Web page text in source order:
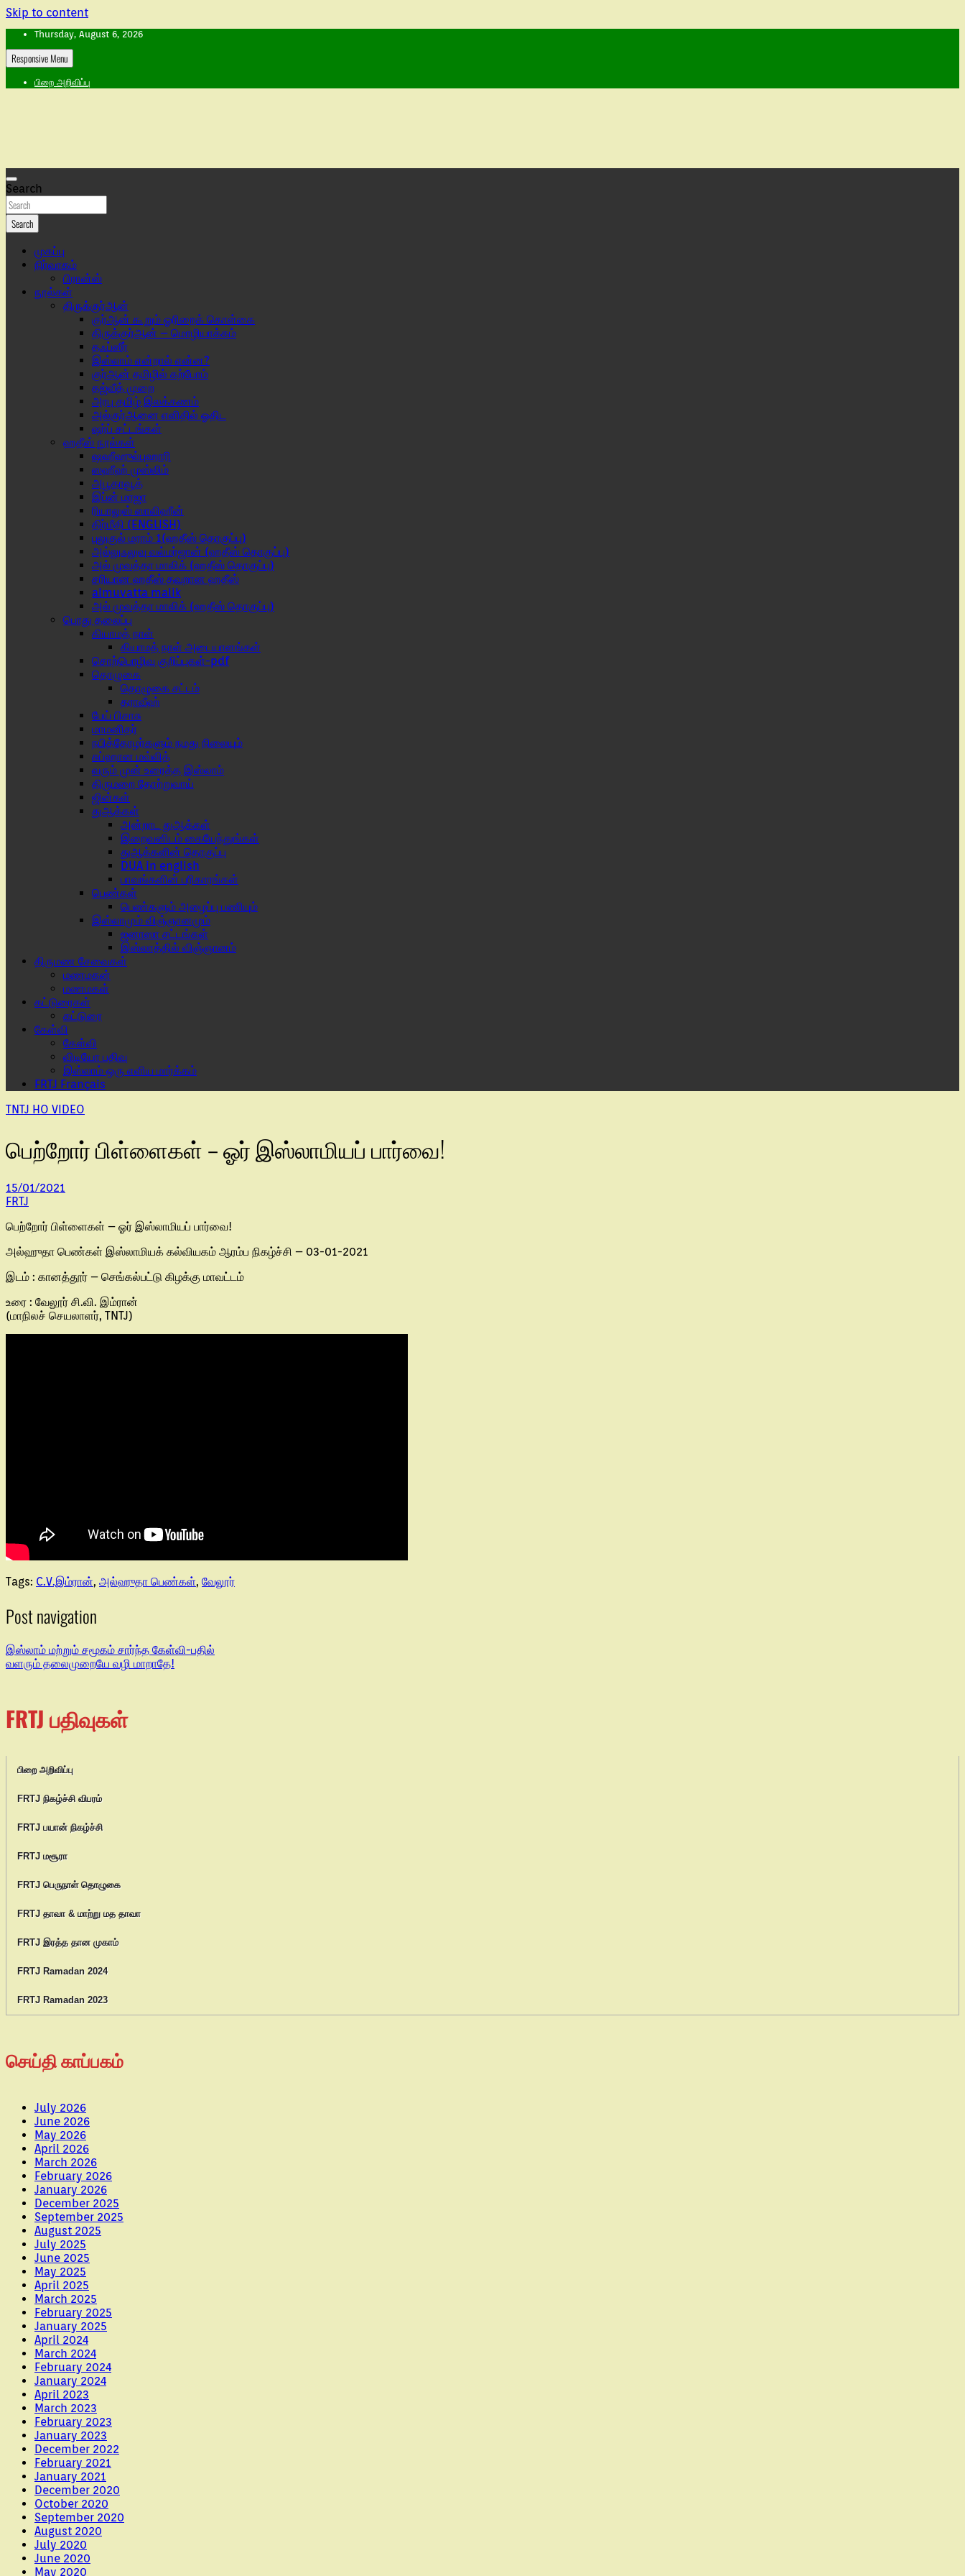
Skip to content
Thursday, August 6, 2026
Responsive Menu
பிறை அறிவிப்பு
Search
Search
முகப்பு
நிர்வாகம்
பிரான்ஸ்
நூல்கள்
திருக்குர்ஆன்
குர்ஆன் கூறும் ஓரிறைக் கொள்கை
திருக்குர்ஆன் – மொழியாக்கம்
தஃப்ஸீர்
இஸ்லாம் என்றால் என்ன?
குர்ஆன் தமிழில் கற்போம்
தஜ்வீத் முறை
அரபு தமிழ் இலக்கணம்
அல்குர்ஆனை எளிதில் ஓதிட
ஷர்ப் சட்டங்கள்
ஹதீஸ் நூல்கள்
ஷஹீஹுல்புஹாரி
ஸஹீஹ் முஸ்லிம்
அபூதாவூத்
இப்ன் மாஜா
ரியாலுஸ் ஸாலிஹீன்
திர்மீதி (ENGLISH)
புலுகுல் மராம் 1(ஹதீஸ் தொகுப்பு)
அல்லுஃலுவு வல்மர்ஜான் (ஹதீஸ் தொகுப்பு)
அல் முவத்தா மாலிக் (ஹதீஸ் தொகுப்பு)
சரியான ஹதீஸ் தவறான ஹதீஸ்
almuvatta malik
அல் முவத்தா மாலிக் (ஹதீஸ் தொகுப்பு)
பொது தலைப்பு
கியாமத் நாள்
கியாமத் நாள் அடையாளங்கள்
சொற்பொழிவு குறிப்புகள்-pdf
தொழுகை
தொழுகை சட்டம்
தராவீஹ்
பேய் பிசாசு
மாமனிதர்
நபித்தோழர்களும் நமது நிலையும்
சுப்ஹான மவ்லித்
வரும் முன் உரைத்த இஸ்லாம்
திருமறை தோற்றுவாய்
ஜின்கள்
துஆக்கள்
அன்றாட துஆக்கள்
இறைவனிடம் கையேந்துங்கள்
துஆக்களின் தொகுப்பு
DUA in english
பாவங்களின் பரிகாரங்கள்
பெண்கள்
பெண்களும் அழைப்பு பணியும்
இஸ்லாமும் விஞ்ஞானமும்
ஜனாஸா சட்டங்கள்
இஸ்லாத்தில் விஞ்ஞானம்
திருமண சேவைகள்
மணமகன்
மணமகள்
கட்டுரைகள்
கட்டுரை
கேள்வி
கேள்வி
விடியோ பதிவு
இஸ்லாம் ஒரு எளிய மார்க்கம்
FRTJ Français
TNTJ HO VIDEO
பெற்றோர் பிள்ளைகள் – ஓர் இஸ்லாமியப் பார்வை!
15/01/2021
FRTJ
பெற்றோர் பிள்ளைகள் – ஓர் இஸ்லாமியப் பார்வை!
அல்ஹுதா பெண்கள் இஸ்லாமியக் கல்வியகம் ஆரம்ப நிகழ்ச்சி – 03-01-2021
இடம் : கானத்தூர் – செங்கல்பட்டு கிழக்கு மாவட்டம்
உரை : வேலூர் சி.வி. இம்ரான்
(மாநிலச் செயலாளர், TNTJ)
Tags: C.V.இம்ரான், அல்ஹுதா பெண்கள், வேலூர்
Post navigation
இஸ்லாம் மற்றும் சமூகம் சார்ந்த கேள்வி-பதில்
வளரும் தலைமுறையே வழி மாறாதே!
FRTJ பதிவுகள்
பிறை அறிவிப்பு
FRTJ நிகழ்ச்சி விபரம்
FRTJ பயான் நிகழ்ச்சி
FRTJ மசூரா
FRTJ பெருநாள் தொழுகை
FRTJ தாவா & மாற்று மத தாவா
FRTJ இரத்த தான முகாம்
FRTJ Ramadan 2024
FRTJ Ramadan 2023
செய்தி காப்பகம்
July 2026
June 2026
May 2026
April 2026
March 2026
February 2026
January 2026
December 2025
September 2025
August 2025
July 2025
June 2025
May 2025
April 2025
March 2025
February 2025
January 2025
April 2024
March 2024
February 2024
January 2024
April 2023
March 2023
February 2023
January 2023
December 2022
February 2021
January 2021
December 2020
October 2020
September 2020
August 2020
July 2020
June 2020
May 2020